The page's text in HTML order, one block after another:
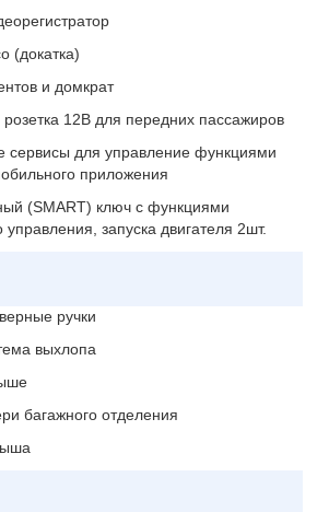
(докатка)
и домкрат
12В для передних пассажиров
сервисы для управление функциями
приложения
(SMART) ключ с функциями
управления, запуска двигателя 2шт.
ручки
выхлопа
багажного отделения